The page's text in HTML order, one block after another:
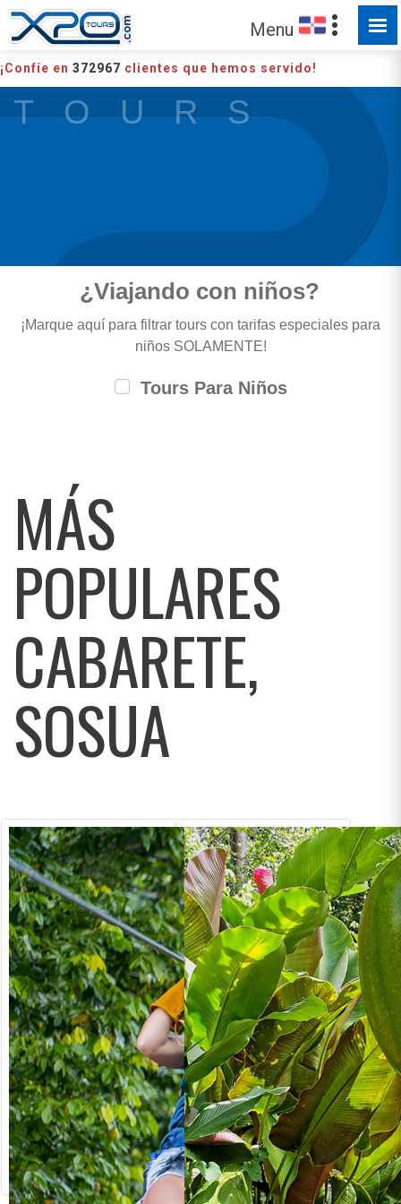
Menu
¡Confíe en 372967 clientes que hemos servido!
T O U R S
¿Viajando con niños?
¡Marque aquí para filtrar tours con tarifas especiales para
niños SOLAMENTE!
Tours Para Niños
MÁS
POPULARES
CABARETE,
SOSUA